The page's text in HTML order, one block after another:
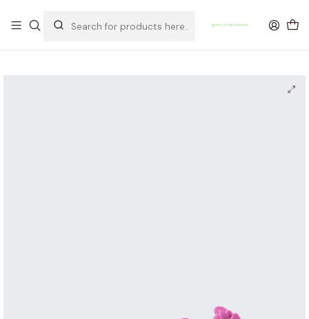
OFERTA DE PORTES DE ENVIO em compras para Portugal superiores a
80€ de artigos sem promoção